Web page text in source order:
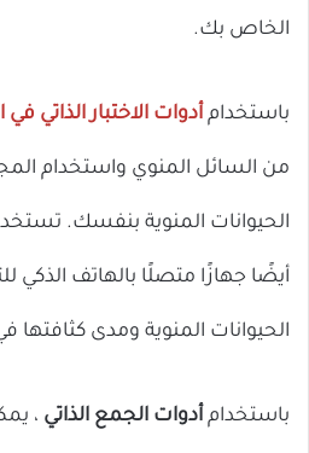
الخاص بك.
باستخدام أدوات الاختبار الذاتي في
من السائل المنوي واستخدام
الحيوانات المنوية بنفسك.
أيضًا جهازًا متصلًا بالهاتف الذكي
الحيوانات المنوية ومدى كثافتها
باستخدام أدوات الجمع الذاتي ،